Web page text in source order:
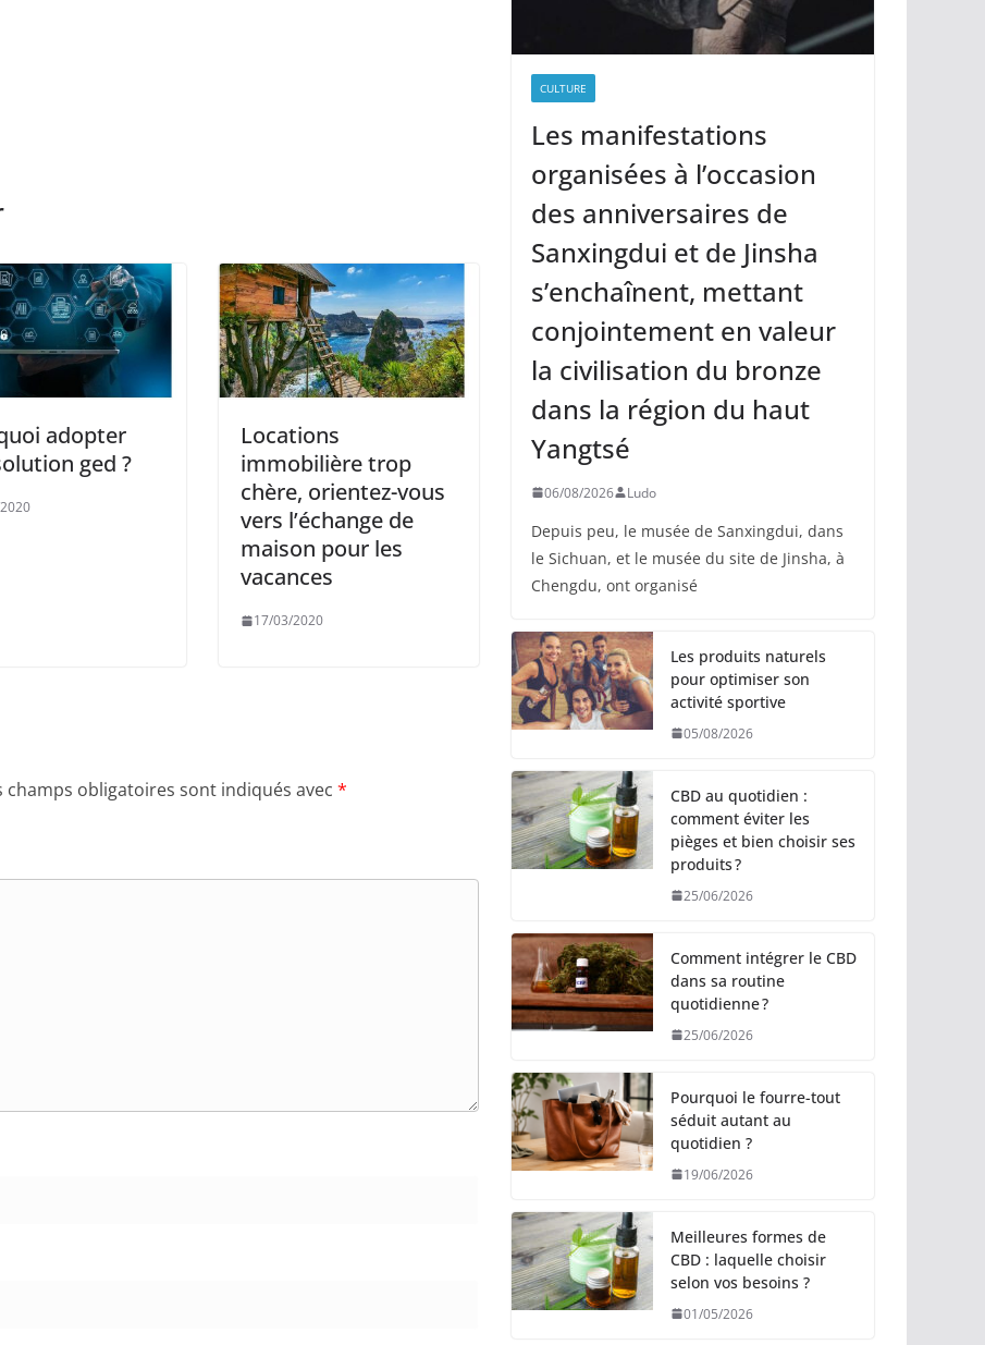
adopter
ged ?
Locations
immobilière trop
chère, orientez-vous
vers l’échange de
maison pour les
vacances
17/03/2020
champs obligatoires sont indiqués avec *
CULTURE
Les manifestations
organisées à l’occasion
des anniversaires de
Sanxingdui et de Jinsha
s’enchaînent, mettant
conjointement en valeur
la civilisation du bronze
dans la région du haut
Yangtsé
06/08/2026 Ludo
Depuis peu, le musée de Sanxingdui, dans
le Sichuan, et le musée du site de Jinsha, à
Chengdu, ont organisé
Les produits naturels
pour optimiser son
activité sportive
05/08/2026
CBD au quotidien :
comment éviter les
pièges et bien choisir ses
produits ?
25/06/2026
Comment intégrer le CBD
dans sa routine
quotidienne ?
25/06/2026
Pourquoi le fourre-tout
séduit autant au
quotidien ?
19/06/2026
Meilleures formes de
CBD : laquelle choisir
selon vos besoins ?
01/05/2026